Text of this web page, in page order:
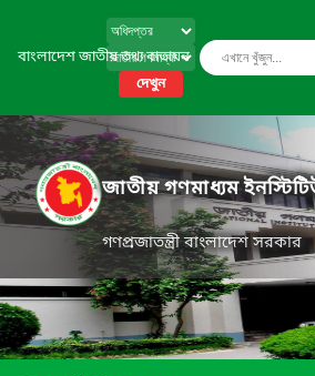
বাংলাদেশ জাতীয় তথ্য বাতায়ন
দেখুন
জাতীয় গণমাধ্যম
গণপ্রজাতন্ত্রী বাংলাদেশ সরকার